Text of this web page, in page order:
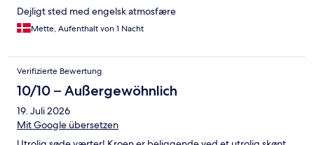
Dejligt sted med engelsk atmosfære
Mette, Aufenthalt von 1 Nacht
Verifizierte Bewertung
10/10 – Außergewöhnlich
19. Juli 2026
Mit Google übersetzen